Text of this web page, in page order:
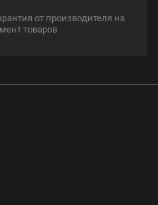
от производителя на
товаров